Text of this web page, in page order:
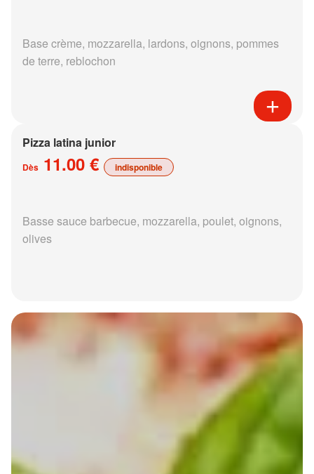
Base crème, mozzarella, lardons, oignons, pommes
de terre, reblochon
Pizza latina junior
Dès 11.00 € indisponible
Basse sauce barbecue, mozzarella, poulet, oignons,
olives